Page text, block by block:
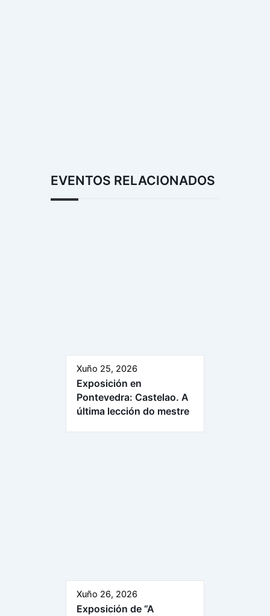
EVENTOS RELACIONADOS
Xuño 25, 2026
Exposición en
Pontevedra: Castelao. A
última lección do mestre
Xuño 26, 2026
Exposición de “A